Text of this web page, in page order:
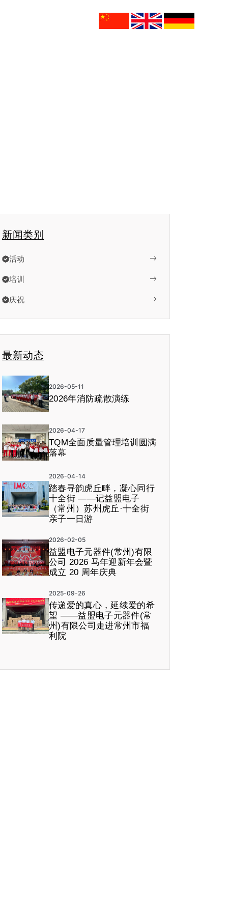
新闻类别
活动
培训
庆祝
最新动态
2026-05-11
2026年消防疏散演练
2026-04-17
TQM全面质量管理培训圆满
落幕
2026-04-14
踏春寻韵虎丘畔，凝心同行
十全街 ——记益盟电子
（常州）苏州虎丘·十全街
亲子一日游
2026-02-05
益盟电子元器件(常州)有限
公司 2026 马年迎新年会暨
成立 20 周年庆典
2025-09-26
传递爱的真心，延续爱的希
望 ——益盟电子元器件(常
州)有限公司走进常州市福
利院